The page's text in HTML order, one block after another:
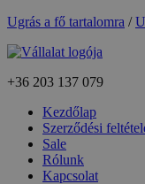
Ugrás a fő tartalomra /
+36 203 137 079
Kezdőlap
Szerződési
Sale
Rólunk
Kapcsolat